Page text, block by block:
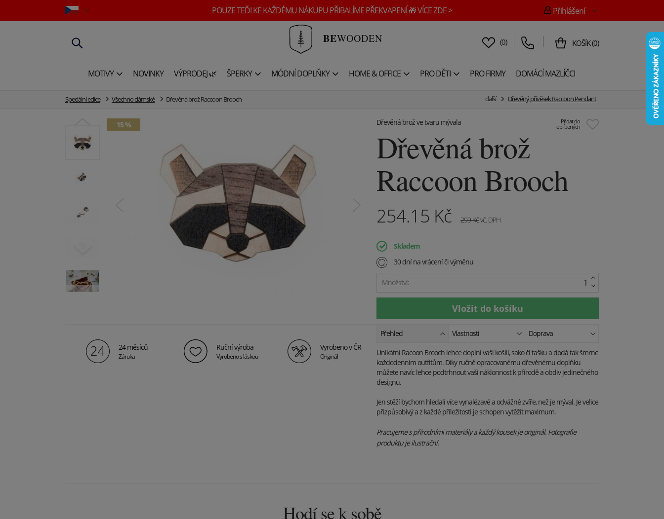
POUZE TEĎ! KE KAŽDÉMU NÁKUPU PŘIBALÍME PŘEKVAPENÍ 🎁 VÍCE ZDE > Přihlášení
BEWOODEN (0) KOŠÍK(0)
MOTIVY NOVINKY VÝPRODEJ 🌿 ŠPERKY MÓDNÍ DOPLŇKY HOME & OFFICE PRO DĚTI PRO FIRMY DOMÁCÍ MAZLÍČCI
Speciální edice Všechno dámské Dřevěná brož Raccoon Brooch další Dřevěný přívěsek Raccoon Pendant
15 % Přidat do
oblíbených
Dřevěná brož ve tvaru mývala
Dřevěná brož
Raccoon Brooch
254.15 Kč 299Kčvč. DPH
Skladem
30 dní na vrácení či výměnu
Množství:
24 měsíců
Záruka
Ruční výroba
Vyrobeno s láskou
Vyrobeno v ČR
Originál
Přehled Vlastnosti Doprava
Unikátní Racoon Brooch lehce doplní vaši košili, sako či tašku a dodá tak šmrnc
každodenním outfitům. Díky ručně opracovanému dřevěnému doplňku
můžete navíc lehce podtrhnout vaši náklonnost k přírodě a obdiv jedinečného
designu.
Jen stěží bychom hledali více vynalézavé a odvážné zvíře, než je mýval. Je velice
přizpůsobivý a z každé příležitosti je schopen vytěžit maximum.
Pracujeme s přírodními materiály a každý kousek je originál. Fotografie
produktu je ilustrační.
Hodí se k sobě